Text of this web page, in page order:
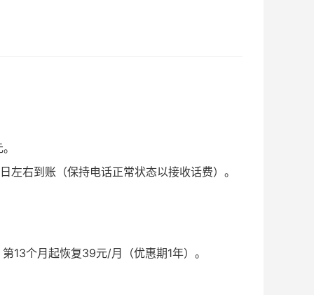
右到账（保持电话正常状态以接收话费）。
13个月起恢复39元/月（优惠期1年）。